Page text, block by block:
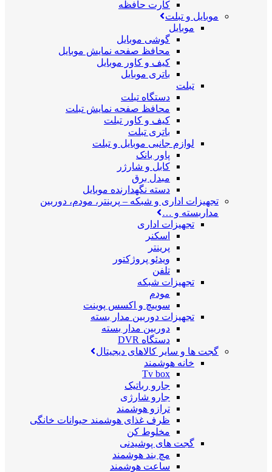
کارت حافظه
موبایل و تبلت
موبایل
گوشی موبایل
محافظ صفحه نمایش موبایل
کیف و کاور موبایل
باتری موبایل
تبلت
دستگاه تبلت
محافظ صفحه نمایش تبلت
کیف و کاور تبلت
باتری تبلت
لوازم جانبی موبایل و تبلت
پاور بانک
کابل و شارژر
مبدل برق
دسته نگهدارنده موبایل
تجهیزات اداری و شبکه – پرینتر، مودم، دوربین
مداربسته و …
تجهیزات اداری
اسکنر
پرینتر
ویدئو پروژکتور
تلفن
تجهیزات شبکه
مودم
سوییچ و اکسس پوینت
تجهیزات دوربین مدار بسته
دوربین مدار بسته
دستگاه DVR
گجت ها و سایر کالاهای دیجیتال
خانه هوشمند
Tv box
جارو رباتیک
جارو شارژی
ترازو هوشمند
ظرف غذای هوشمند حیوانات خانگی
مخلوط کن
گجت های پوشیدنی
مچ بند هوشمند
ساعت هوشمند